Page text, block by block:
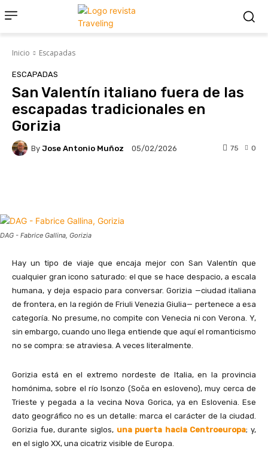
Inicio Escapadas
ESCAPADAS
San Valentín italiano fuera de las
escapadas tradicionales en
Gorizia
By Jose Antonio Muñoz 05/02/2026 0
75
DAG - Fabrice Gallina, Gorizia
Hay un tipo de viaje que encaja mejor con San Valentín que
cualquier gran icono saturado: el que se hace despacio, a escala
humana, y deja espacio para conversar. Gorizia —ciudad italiana
de frontera, en la región de Friuli Venezia Giulia— pertenece a esa
categoría. No presume, no compite con Venecia ni con Verona. Y,
sin embargo, cuando uno llega entiende que aquí el romanticismo
no se compra: se atraviesa. A veces literalmente.
Gorizia está en el extremo nordeste de Italia, en la provincia
homónima, sobre el río Isonzo (Soča en esloveno), muy cerca de
Trieste y pegada a la vecina Nova Gorica, ya en Eslovenia. Ese
dato geográfico no es un detalle: marca el carácter de la ciudad.
Gorizia fue, durante siglos, una puerta hacia Centroeuropa; y,
en el siglo XX, una cicatriz visible de Europa.